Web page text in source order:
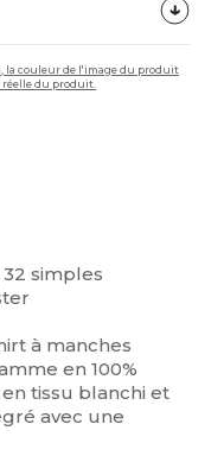
la couleur de l'image du produit
réelle du produit.
simples
à manches
en 100%
tissu blanchi et
avec une